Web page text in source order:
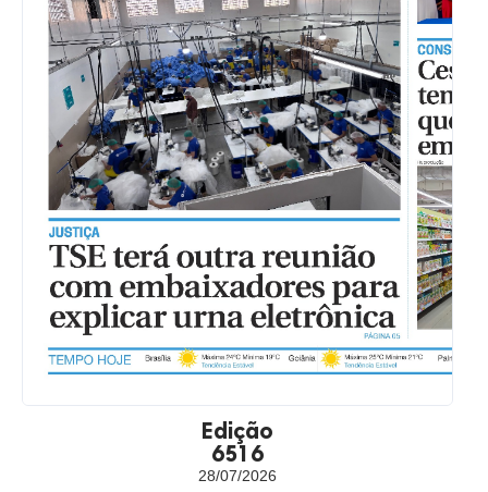
Edição
6516
28/07/2026